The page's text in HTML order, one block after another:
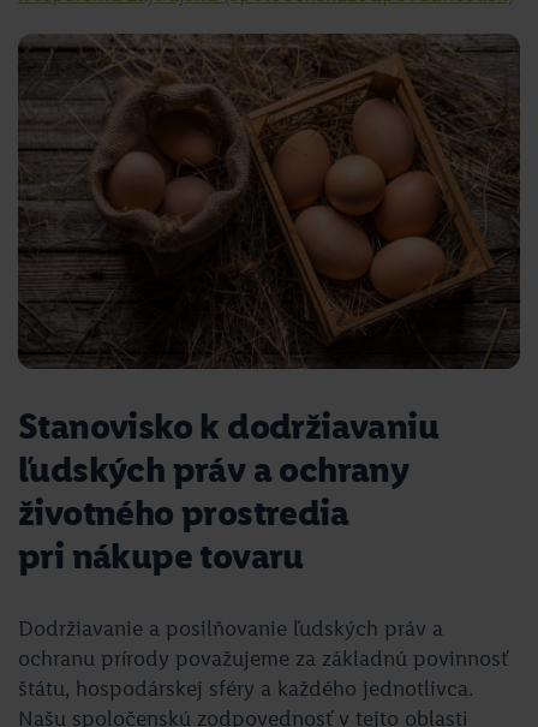
Stanovisko k dodržiavaniu
ľudských práv a ochrany
životného prostredia
pri nákupe tovaru
Dodržiavanie a posilňovanie ľudských práv a
ochranu prírody považujeme za základnú povinnosť
štátu, hospodárskej sféry a každého jednotlivca.
Našu spoločenskú zodpovednosť v tejto oblasti